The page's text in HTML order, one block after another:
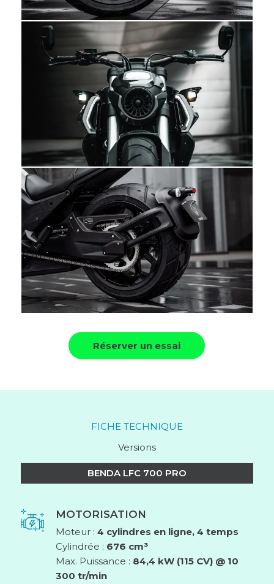
Réserver un essai
FICHE TECHNIQUE
Versions
BENDA LFC 700 PRO
MOTORISATION
Moteur : 4 cylindres en ligne, 4 temps
Cylindrée : 676 cm³
Max. Puissance : 84,4 kW (115 CV) @ 10
300 tr/min